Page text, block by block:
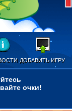
ДОБАВИТЬ ИГРУ
очки!